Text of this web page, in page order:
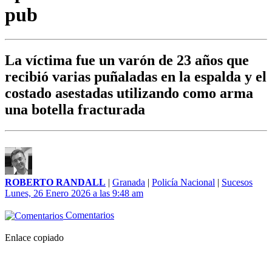
pub
La víctima fue un varón de 23 años que
recibió varias puñaladas en la espalda y el
costado asestadas utilizando como arma
una botella fracturada
ROBERTO RANDALL | Granada | Policía Nacional | Sucesos
Lunes, 26 Enero 2026 a las 9:48 am
Comentarios
Enlace copiado